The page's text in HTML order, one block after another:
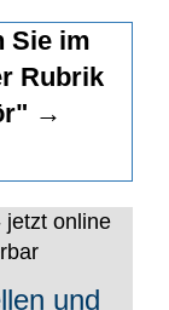
Sie im
Rubrik
→
jetzt online
und